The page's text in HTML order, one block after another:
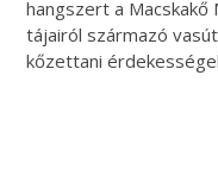
hangszert a Macskakő
tájairól származó
kőzettani